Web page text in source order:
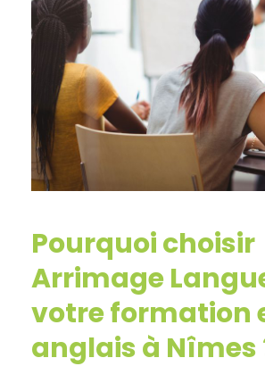
Pourquoi choisir
Arrimage
votre formation
anglais à Nîmes